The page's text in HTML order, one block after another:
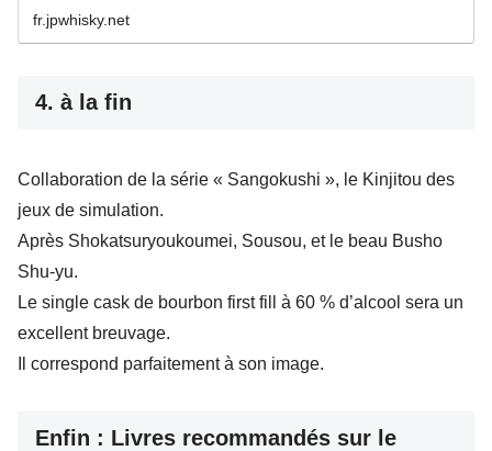
fr.jpwhisky.net
4. à la fin
Collaboration de la série « Sangokushi », le Kinjitou des
jeux de simulation.
Après Shokatsuryoukoumei, Sousou, et le beau Busho
Shu-yu.
Le single cask de bourbon first fill à 60 % d’alcool sera un
excellent breuvage.
Il correspond parfaitement à son image.
Enfin : Livres recommandés sur le